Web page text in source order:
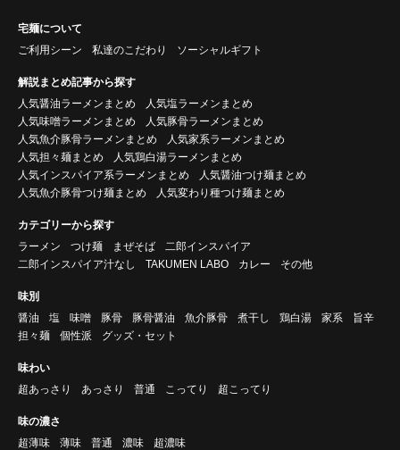
宅麺について
ご利用シーン
私達のこだわり ソーシャルギフト
解説まとめ記事から探す
人気醤油ラーメンまとめ
人気塩ラーメンまとめ
人気味噌ラーメンまとめ
人気豚骨ラーメンまとめ
人気魚介豚骨ラーメンまとめ
人気家系ラーメンまとめ
人気担々麺まとめ
人気鶏白湯ラーメンまとめ
人気インスパイア系ラーメンまとめ
人気醤油つけ麺まとめ
人気魚介豚骨つけ麺まとめ
人気変わり種つけ麺まとめ
カテゴリーから探す
ラーメン
つけ麺 まぜそば
二郎インスパイア
二郎インスパイア汁なし
TAKUMEN LABO カレー その他
味別
醤油
塩 味噌 豚骨 豚骨醤油 魚介豚骨 煮干し 鶏白湯 家系
旨辛
担々麺
個性派 グッズ・セット
味わい
超あっさり
あっさり 普通 こってり 超こってり
味の濃さ
超薄味
薄味 普通 濃味 超濃味